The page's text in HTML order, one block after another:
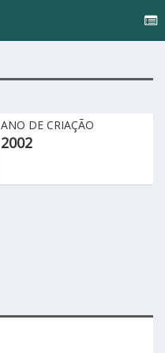
ANO DE CRIAÇÃO
2002